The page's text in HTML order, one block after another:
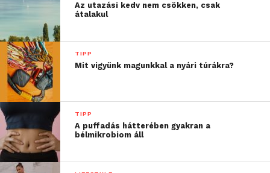
Az utazási kedv nem csökken, csak
átalakul
TIPP
Mit vigyünk magunkkal a nyári túrákra?
TIPP
A puffadás hátterében gyakran a
bélmikrobiom áll